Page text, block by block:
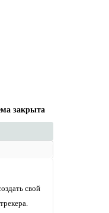
закрыта
свой